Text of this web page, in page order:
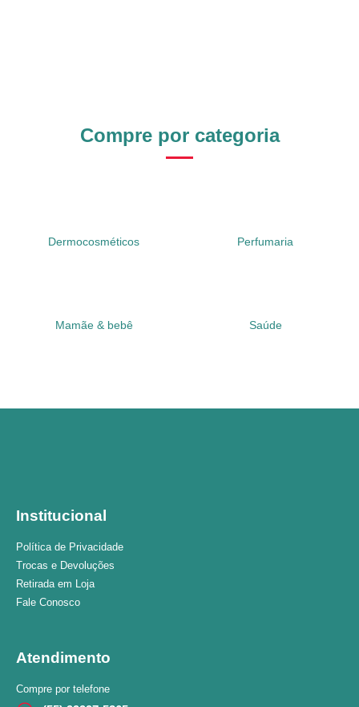
Compre por categoria
Dermocosméticos Perfumaria
Mamãe & bebê Saúde
Institucional
Política de Privacidade
Trocas e Devoluções
Retirada em Loja
Fale Conosco
Atendimento
Compre por telefone